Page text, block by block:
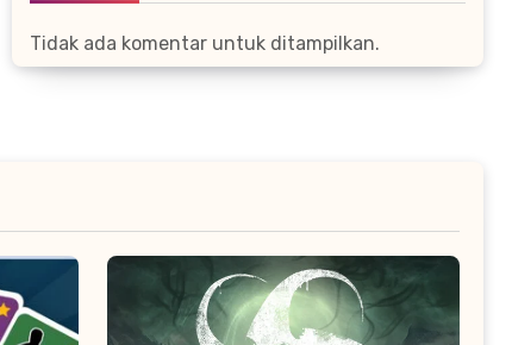
Tidak ada komentar untuk ditampilkan.